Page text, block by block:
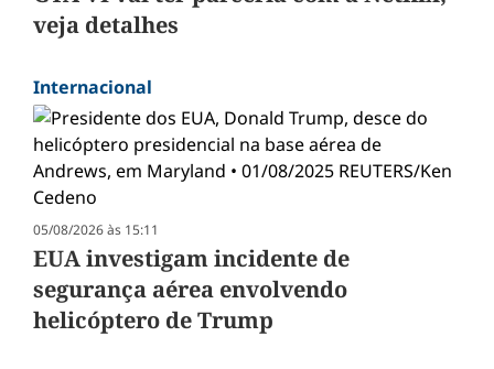
veja detalhes
Internacional
05/08/2026 às 15:11
EUA investigam incidente de
segurança aérea envolvendo
helicóptero de Trump